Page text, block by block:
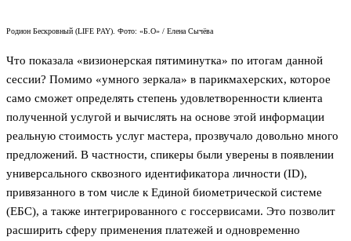
Родион Бескровный (LIFE PAY). Фото: «Б.О» / Елена Сычёва
Что показала «визионерская пятиминутка» по итогам данной
сессии? Помимо «умного зеркала» в парикмахерских, которое
само сможет определять степень удовлетворенности клиента
полученной услугой и вычислять на основе этой информации
реальную стоимость услуг мастера, прозвучало довольно много
предложений. В частности, спикеры были уверены в появлении
универсального сквозного идентификатора личности (ID),
привязанного в том числе к Единой биометрической системе
(ЕБС), а также интегрированного с госсервисами. Это позволит
расширить сферу применения платежей и одновременно